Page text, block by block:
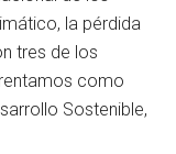
la pérdida
tres de los
como
Sostenible,